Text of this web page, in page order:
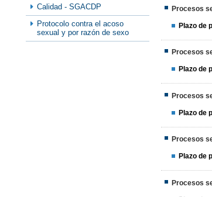
Calidad - SGACDP
Protocolo contra el acoso
sexual y por razón de sexo
Procesos
Plazo de
Procesos
Plazo de
Procesos
Plazo de
Procesos
Plazo de
Procesos